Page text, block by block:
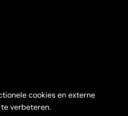
cookies en externe
verbeteren.